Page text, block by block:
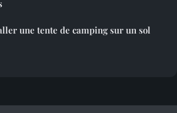
une tente de camping sur un sol